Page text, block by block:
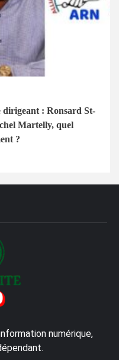
dirigeant : Ronsard St-
Martelly, quel
?
numérique,